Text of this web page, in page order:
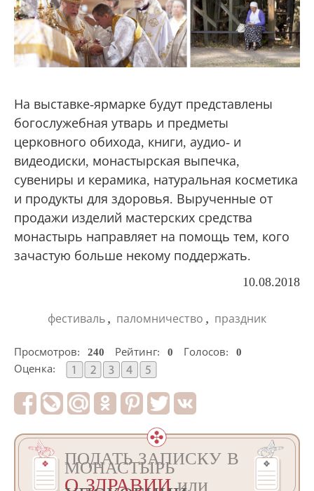
На выставке-ярмарке будут представлены
богослужебная утварь и предметы
церковного обихода, книги, аудио- и
видеодиски, монастырская выпечка,
сувениры и керамика, натуральная косметика
и продукты для здоровья. Вырученные от
продажи изделий мастерских средства
монастырь направляет на помощь тем, кого
зачастую больше некому поддержать.
10.08.2018
фестиваль , паломничество , праздник
Просмотров: 240 Рейтинг: 0 Голосов:
0
Оценка:
ПОДАТЬ ЗАПИСКУ В
МОНАСТЫРЬ
О ЗДРАВИИили